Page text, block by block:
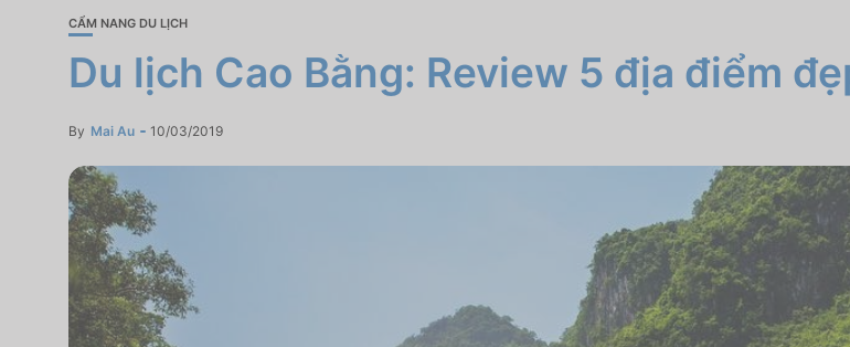
CẨM NANG DU LỊCH
Du lịch Cao Bằng: Review 5 địa điểm
By Mai Au 10/03/2019